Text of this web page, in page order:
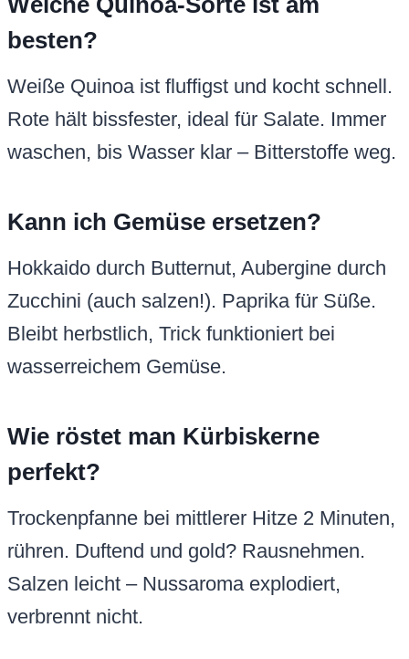
besten?
Weiße Quinoa ist fluffigst und kocht schnell.
Rote hält bissfester, ideal für Salate. Immer
waschen, bis Wasser klar – Bitterstoffe weg.
Kann ich Gemüse ersetzen?
Hokkaido durch Butternut, Aubergine durch
Zucchini (auch salzen!). Paprika für Süße.
Bleibt herbstlich, Trick funktioniert bei
wasserreichem Gemüse.
Wie röstet man Kürbiskerne
perfekt?
Trockenpfanne bei mittlerer Hitze 2 Minuten,
rühren. Duftend und gold? Rausnehmen.
Salzen leicht – Nussaroma explodiert,
verbrennt nicht.